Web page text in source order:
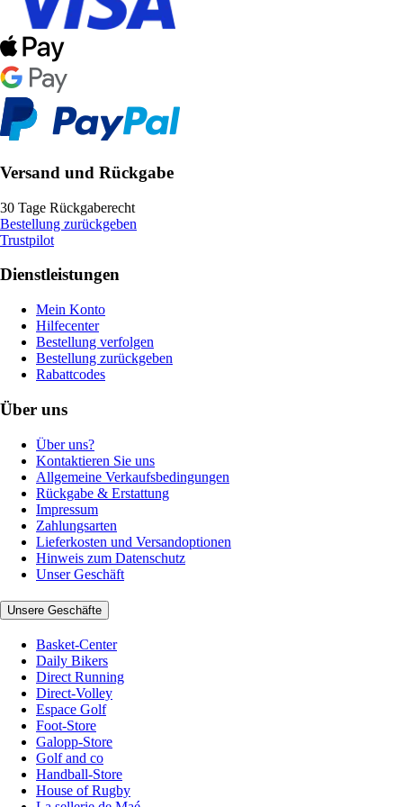
Versand und Rückgabe
30 Tage Rückgaberecht
Bestellung zurückgeben
Trustpilot
Dienstleistungen
Mein Konto
Hilfecenter
Bestellung verfolgen
Bestellung zurückgeben
Rabattcodes
Über uns
Über uns?
Kontaktieren Sie uns
Allgemeine Verkaufsbedingungen
Rückgabe & Erstattung
Impressum
Zahlungsarten
Lieferkosten und Versandoptionen
Hinweis zum Datenschutz
Unser Geschäft
Unsere Geschäfte
Basket-Center
Daily Bikers
Direct Running
Direct-Volley
Espace Golf
Foot-Store
Galopp-Store
Golf and co
Handball-Store
House of Rugby